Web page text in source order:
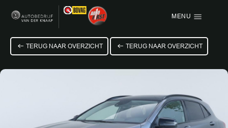
MENU
Menu items
HOME
OVER ONS
TERUG NAAR OVERZICHT TERUG NAAR OVERZICHT